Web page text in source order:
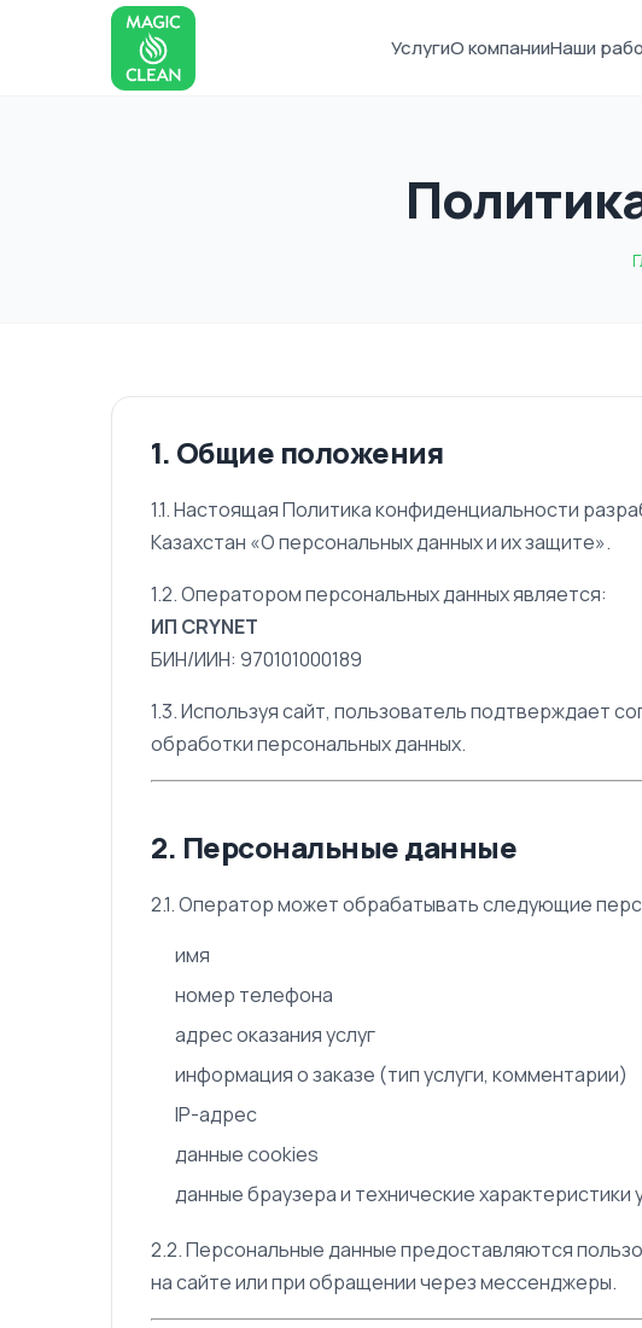
УслугиО компанииНаши
1. Общие положения
1.1. Настоящая Политика конфиденциальности
Казахстан «О персональных данных и их защите».
1.2. Оператором персональных данных является:
ИП CRYNET
БИН/ИИН: 970101000189
1.3. Используя сайт, пользователь подтверждает
обработки персональных данных.
2. Персональные данные
2.1. Оператор может обрабатывать следующие
имя
номер телефона
адрес оказания услуг
информация о заказе (тип услуги, комментарии)
IP-адрес
данные cookies
данные браузера и технические характеристики
2.2. Персональные данные предоставляются
на сайте или при обращении через мессенджеры.